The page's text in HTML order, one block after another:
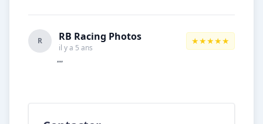
R RB Racing Photos
il y a 5 ans
★★★★★
""